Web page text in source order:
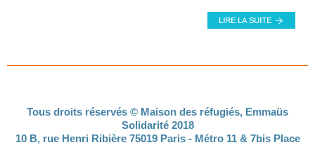
Tous droits réservés © Maison des réfugiés, Emmaüs
Solidarité 2018
10 B, rue Henri Ribière 75019 Paris - Métro 11 & 7bis Place